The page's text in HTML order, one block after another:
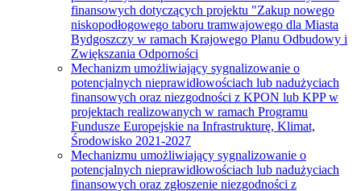
finansowych dotyczących projektu "Zakup nowego
niskopodłogowego taboru tramwajowego dla Miasta
Bydgoszczy w ramach Krajowego Planu Odbudowy i
Zwiększania Odporności
Mechanizm umożliwiający sygnalizowanie o
potencjalnych nieprawidłowościach lub nadużyciach
finansowych oraz niezgodności z KPON lub KPP w
projektach realizowanych w ramach Programu
Fundusze Europejskie na Infrastrukturę, Klimat,
Środowisko 2021-2027
Mechanizmu umożliwiający sygnalizowanie o
potencjalnych nieprawidłowościach lub nadużyciach
finansowych oraz zgłoszenie niezgodności z